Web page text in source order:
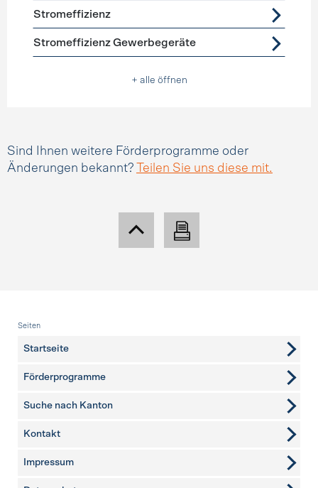
Stromeffizienz
Stromeffizienz Gewerbegeräte
+ alle öffnen
Sind Ihnen weitere Förderprogramme oder
Änderungen bekannt?
Teilen Sie uns diese mit.
Fusszeile
Seiten
Startseite
Förderprogramme
Suche nach Kanton
weitere Seiten
Kontakt
Impressum